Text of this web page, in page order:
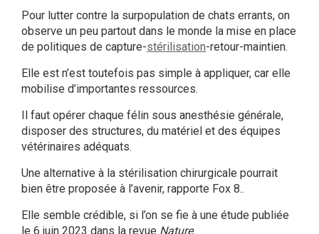
Pour lutter contre la surpopulation de chats errants, on
observe un peu partout dans le monde la mise en place
de politiques de capture-stérilisation-retour-maintien.
Elle est n’est toutefois pas simple à appliquer, car elle
mobilise d’importantes ressources.
Il faut opérer chaque félin sous anesthésie générale,
disposer des structures, du matériel et des équipes
vétérinaires adéquats.
Une alternative à la stérilisation chirurgicale pourrait
bien être proposée à l’avenir, rapporte Fox 8..
Elle semble crédible, si l’on se fie à une étude publiée
le 6 juin 2023 dans la revue Nature.